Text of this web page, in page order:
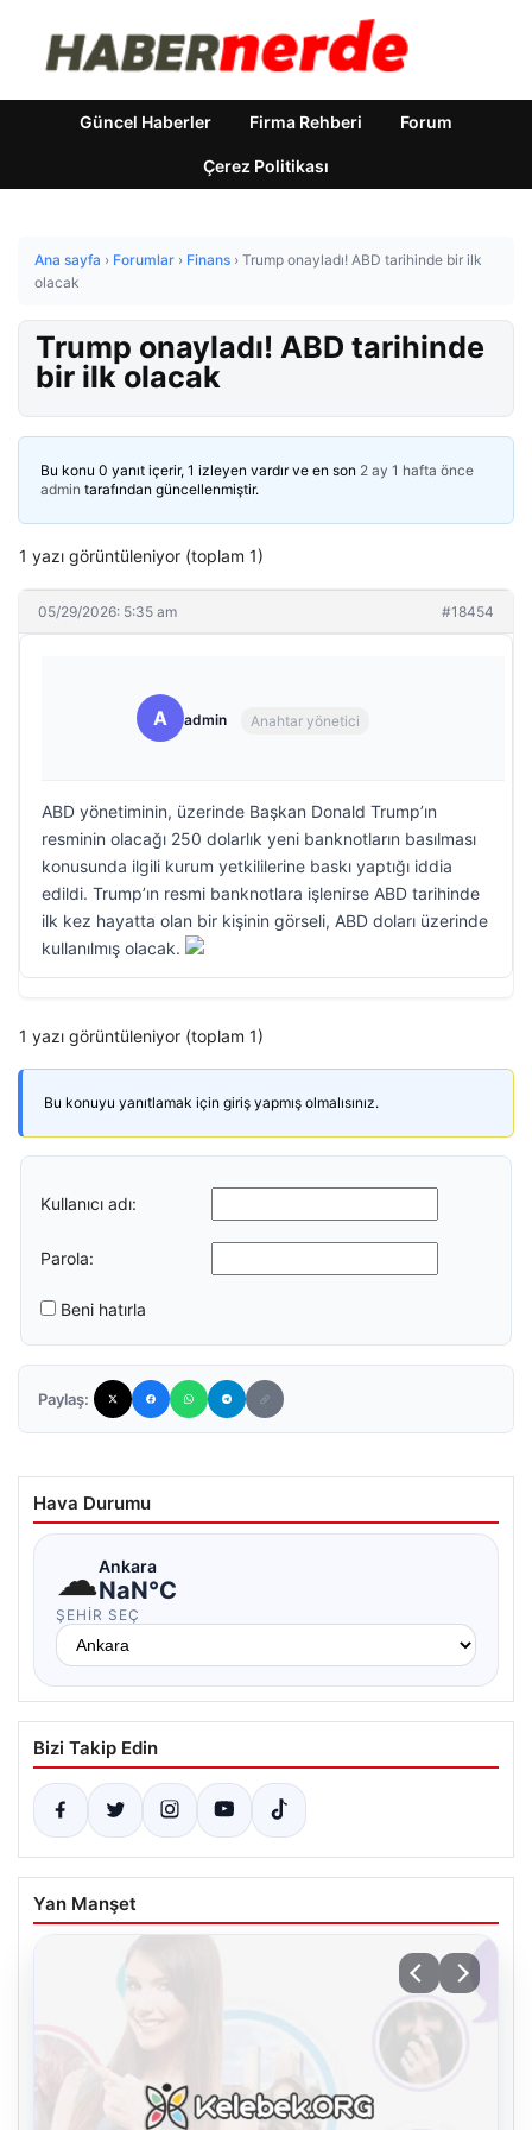
Güncel Haberler Firma Rehberi Forum
Çerez Politikası
Ana sayfa › Forumlar › Finans › Trump onayladı! ABD tarihinde bir ilk
olacak
Trump onayladı! ABD tarihinde
bir ilk olacak
Bu konu 0 yanıt içerir, 1 izleyen vardır ve en son 2 ay 1 hafta önce
admin tarafından güncellenmiştir.
1 yazı görüntüleniyor (toplam 1)
05/29/2026: 5:35 am #18454
A admin Anahtar yönetici
ABD yönetiminin, üzerinde Başkan Donald Trump’ın
resminin olacağı 250 dolarlık yeni banknotların basılması
konusunda ilgili kurum yetkililerine baskı yaptığı iddia
edildi. Trump’ın resmi banknotlara işlenirse ABD tarihinde
ilk kez hayatta olan bir kişinin görseli, ABD doları üzerinde
kullanılmış olacak.
1 yazı görüntüleniyor (toplam 1)
Bu konuyu yanıtlamak için giriş yapmış olmalısınız.
Kullanıcı adı:
Parola:
Beni hatırla
Paylaş:
Hava Durumu
☁Ankara
NaN°C
ŞEHIR SEÇ
Bizi Takip Edin
Yan Manşet